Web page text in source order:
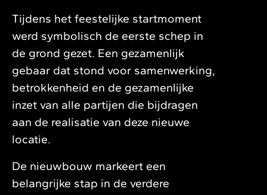
Tijdens het feestelijke startmoment
werd symbolisch de eerste schep in
de grond gezet. Een gezamenlijk
gebaar dat stond voor samenwerking,
betrokkenheid en de gezamenlijke
inzet van alle partijen die bijdragen
aan de realisatie van deze nieuwe
locatie.
De nieuwbouw markeert een
belangrijke stap in de verdere